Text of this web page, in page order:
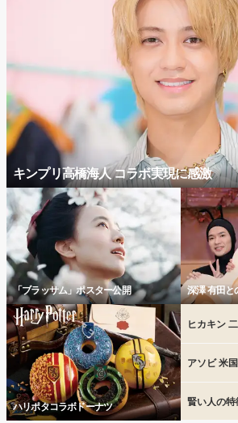
キンプリ高橋海人 コラボ実現に感激
「ブラッサム」ポスター公開 深澤 有田と
ハリポタコラボドーナツ
ヒカキン
アソビ 米
賢い人の